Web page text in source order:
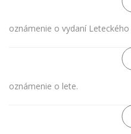
oznámenie o vydaní Leteckého
oznámenie o lete.